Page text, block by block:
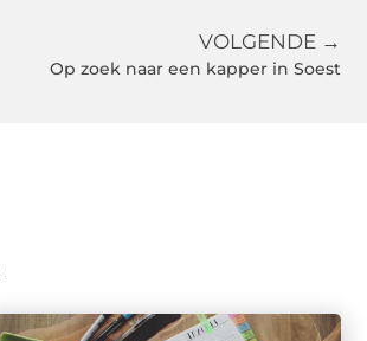
VOLGENDE →
Op zoek naar een kapper in Soest